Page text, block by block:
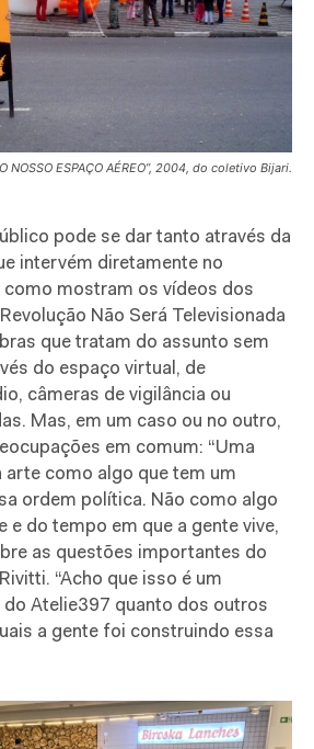
NOSSO ESPAÇO AÉREO”, 2004, do coletivo Bijari.
pode se dar tanto através da
intervém diretamente no
como mostram os vídeos dos
Não Será Televisionada
que tratam do assunto sem
do espaço virtual, de
câmeras de vigilância ou
Mas, em um caso ou no outro,
em comum: “Uma
arte como algo que tem um
ordem política. Não como algo
e do tempo em que a gente vive,
as questões importantes do
“Acho que isso é um
Atelie397 quanto dos outros
a gente foi construindo essa